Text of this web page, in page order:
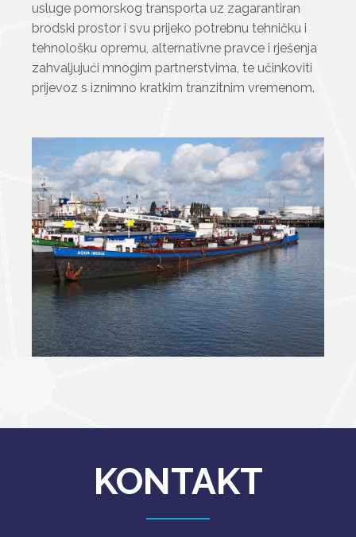
usluge pomorskog transporta uz zagarantiran
brodski prostor i svu prijeko potrebnu tehničku i
tehnološku opremu, alternativne pravce i rješenja
zahvaljujući mnogim partnerstvima, te učinkoviti
prijevoz s iznimno kratkim tranzitnim vremenom.
KONTAKT